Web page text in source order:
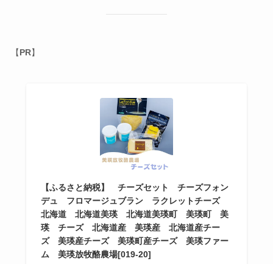
【PR】
【ふるさと納税】 チーズセット チーズフォン
デュ フロマージュブラン ラクレットチーズ
北海道 北海道美瑛 北海道美瑛町 美瑛町 美
瑛 チーズ 北海道産 美瑛産 北海道産チー
ズ 美瑛産チーズ 美瑛町産チーズ 美瑛ファー
ム 美瑛放牧酪農場[019-20]